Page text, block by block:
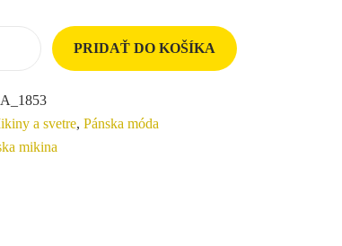
PRIDAŤ DO KOŠÍKA
a svetre, Pánska móda
mikina